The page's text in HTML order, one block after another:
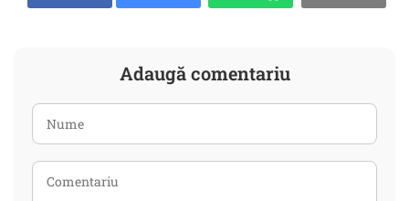
Adaugă comentariu